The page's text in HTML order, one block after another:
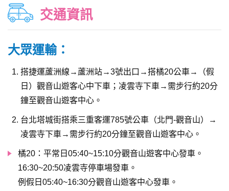
交通資訊
大眾運輸：
搭捷運蘆洲線→蘆洲站→3號出口→搭橘20公車→（假
日）觀音山遊客心中下車；凌雲寺下車→需步行約20分
鐘至觀音山遊客中心。
台北塔城街搭乘三重客運785號公車（北門-觀音山）→
凌雲寺下車→需步行約20分鐘至觀音山遊客中心。
橘20：平常日05:40~15:10分觀音山遊客中心發車。
16:30~20:50凌雲寺停車場發車。
例假日05:40~16:30分觀音山遊客中心發車。